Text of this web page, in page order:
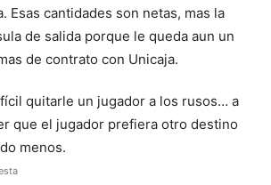
Esas cantidades son netas, mas la
de salida porque le queda aun un
de contrato con Unicaja.
quitarle un jugador a los rusos… a
que el jugador prefiera otro destino
menos.